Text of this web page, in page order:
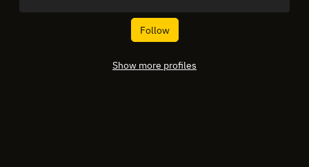
Follow
Show more profiles